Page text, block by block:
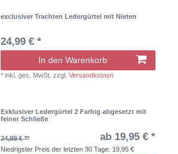
exclusiver Trachten Ledergürtel mit Nieten
24,99 € *
In den Warenkorb
*inkl. ges. MwSt. zzgl.Versandkosten
Exklusiver Ledergürtel 2 Farbig abgesetzt mit
feiner Schließe
24,99 € ** ab 19,95 € *
Niedrigster Preis der letzten 30 Tage:19,95 €